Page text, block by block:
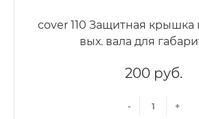
cover 110 Защитная крышка
вых. вала для
200 руб.
- +